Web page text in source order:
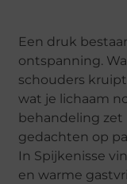
Een druk
ontspanning.
schouders
wat je lichaam
behandeling zet
gedachten op
In Spijkenisse
en warme